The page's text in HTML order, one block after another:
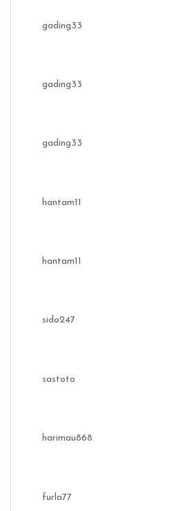
gading33
gading33
gading33
hantam11
hantam11
sido247
sastoto
harimau868
furla77